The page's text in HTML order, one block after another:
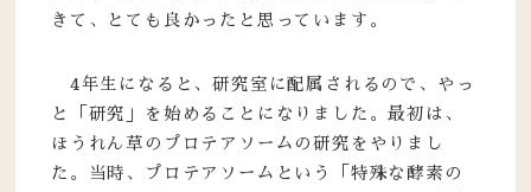
きて、とても良かったと思っています。
4年生になると、研究室に配属されるので、やっ
と「研究」を始めることになりました。最初は、
ほうれん草のプロテアソームの研究をやりまし
た。当時、プロテアソームという「特殊な酵素の